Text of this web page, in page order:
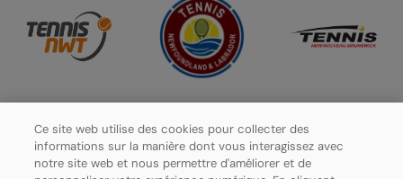
Ce site web utilise des cookies pour collecter des
informations sur la manière dont vous interagissez avec
notre site web et nous permettre d'améliorer et de